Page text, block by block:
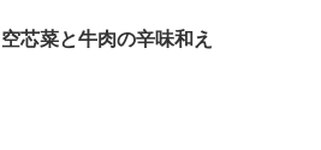
空芯菜と牛肉の辛味和え